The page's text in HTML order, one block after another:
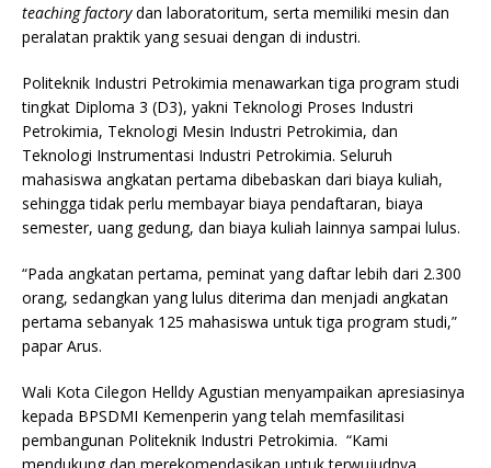
teaching factorydan laboratoritum, serta memiliki mesin dan
peralatan praktik yang sesuai dengan di industri.
Politeknik Industri Petrokimia menawarkan tiga program studi
tingkat Diploma 3 (D3), yakni Teknologi Proses Industri
Petrokimia, Teknologi Mesin Industri Petrokimia, dan
Teknologi Instrumentasi Industri Petrokimia. Seluruh
mahasiswa angkatan pertama dibebaskan dari biaya kuliah,
sehingga tidak perlu membayar biaya pendaftaran, biaya
semester, uang gedung, dan biaya kuliah lainnya sampai lulus.
“Pada angkatan pertama, peminat yang daftar lebih dari 2.300
orang, sedangkan yang lulus diterima dan menjadi angkatan
pertama sebanyak 125 mahasiswa untuk tiga program studi,”
papar Arus.
Wali Kota Cilegon Helldy Agustian menyampaikan apresiasinya
kepada BPSDMI Kemenperin yang telah memfasilitasi
pembangunan Politeknik Industri Petrokimia. “Kami